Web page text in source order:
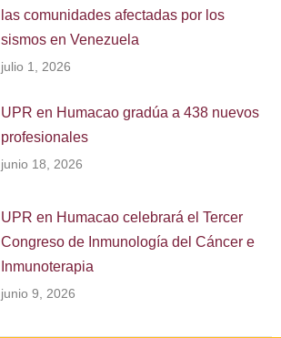
las comunidades afectadas por los
sismos en Venezuela
julio 1, 2026
UPR en Humacao gradúa a 438 nuevos
profesionales
junio 18, 2026
UPR en Humacao celebrará el Tercer
Congreso de Inmunología del Cáncer e
Inmunoterapia
junio 9, 2026